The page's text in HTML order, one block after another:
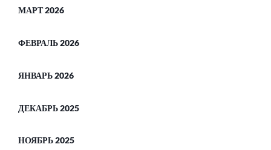
МАРТ 2026
ФЕВРАЛЬ 2026
ЯНВАРЬ 2026
ДЕКАБРЬ 2025
НОЯБРЬ 2025